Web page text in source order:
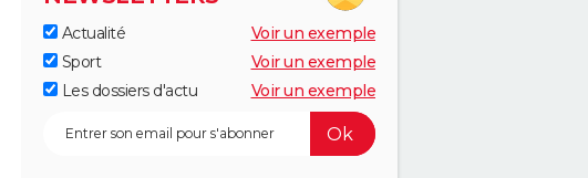
Actualité
Voir un exemple
Sport
Voir un exemple
Les dossiers d'actu
Voir un exemple